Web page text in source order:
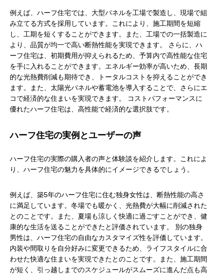
例えば、ハーフ住宅では、大型パネルを工場で製造し、現場で組
み立てる方式を採用しています。これにより、施工期間を短縮
し、工期を短くすることができます。また、工場での一括製造に
より、品質が均一で高い断熱性能を実現できます。 さらに、ハ
ーフ住宅は、初期費用が抑えられるため、予算内で高性能な住宅
を手に入れることができます。エネルギー効率が高いため、長期
的な光熱費削減も期待でき、トータルコストを抑えることができ
ます。また、太陽光パネルや蓄電池を導入することで、さらにエ
コで経済的な住まいを実現できます。 コストパフォーマンスに
優れたハーフ住宅は、高性能で経済的な選択肢です。
ハーフ住宅の実例とユーザーの声
ハーフ住宅の実際の購入者の声と体験談を紹介します。これによ
り、ハーフ住宅の魅力を具体的にイメージできるでしょう。
例えば、築5年のハーフ住宅に住む独身女性は、断熱性能の高さ
に満足しています。冬場でも暖かく、光熱費が大幅に削減された
とのことです。また、夏場も涼しく快適に過ごすことができ、健
康的な生活を送ることができたと評価されています。 別の独身
男性は、ハーフ住宅の自由なカスタマイズ性を評価しています。
内装や間取りを自分好みに変更できるため、ライフスタイルに合
わせた快適な住まいを実現できたとのことです。また、施工期間
が短く、引っ越しまでのスケジュールがスムーズに進んだ点も高